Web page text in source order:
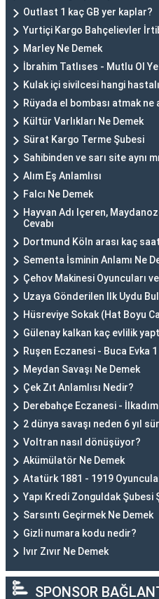
Outlast 1 kaç GB yer kaplar?
Yurtiçi Kargo Bahçelievler
Marley Ne Demek
İbrahim Tatlıses - Mutlu Ol
Kulak içi sivilcesi hangi
Rüyada el bombası atmak ne
Kültür Varlıkları Ne Demek
Sürat Kargo Terme Şubesi
Sahibinden ve sarı site aynı
Alım Eş Anlamlısı
Falcı Ne Demek
Hayvan Adı Içeren,
Cevabı
Dortmund Köln arası kaç
Sementa İsminin Anlamı Ne
Çehov Makinesi Oyuncuları
Uzaya Gönderilen Ilk Uydu
Hüsreviye Sokak (Hat Boyu
Gülenay kalkan kaç evlilik
Ruşen Eczanesi - Buca Evka
Meydan Savaşı Ne Demek
Çek Zıt Anlamlısı Nedir?
Derebahçe Eczanesi -
2 dünya savaşı neden 6 yıl
Voltran nasıl dönüşüyor?
Akümülatör Ne Demek
Atatürk 1881 - 1919
Yapı Kredi Zonguldak Şubesi
Sarsıntı Geçirmek Ne Demek
Gizli numara kodu nedir?
Ivır Zıvır Ne Demek
SPONSOR